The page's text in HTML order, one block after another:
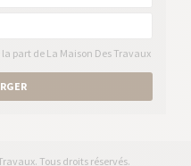
part de La Maison Des Travaux
Tous droits réservés.